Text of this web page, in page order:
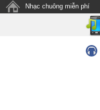
Nhạc chuông miễn phí